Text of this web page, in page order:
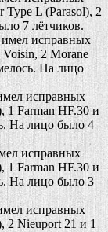
Type L (Parasol), 2
7 лётчиков.
исправных
Voisin, 2 Morane
На лицо
исправных
1 Farman HF.30 и
На лицо было 4
исправных
1 Farman HF.30 и
На лицо было 3
исправных
2 Nieuport 21 и 1